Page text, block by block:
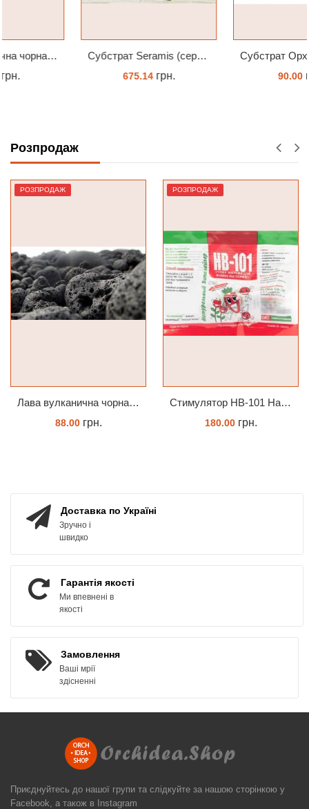
Субстрат Seramis (серамис) для орхідей 7 л заводське пакування Субстрат Орхіата фракція 9-12мм
Розпродаж
РОЗПРОДАЖ
Лава вулканична чорна 10-25 мм 1 л
88.00грн.
РОЗПРОДАЖ
Стимулятор HB-101 Натуральний віталайзер 6 мл
180.00грн.
Доставка по Україні
Зручно і
швидко
Гарантія якості
Ми впевнені в
якості
Замовлення
Ваші мрії
здісненні
Приєднуйтесь до нашої групи та слідкуйте за нашою сторінкою у
Facebook, а також в Instagram